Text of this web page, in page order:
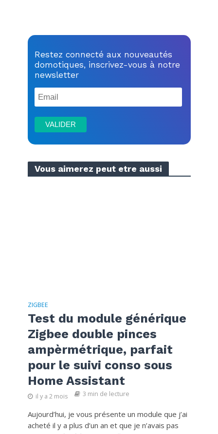
Restez connecté aux nouveautés
domotiques, inscrivez-vous à notre
newsletter
Vous aimerez peut etre aussi
ZIGBEE
Test du module générique
Zigbee double pinces
ampèrmétrique, parfait
pour le suivi conso sous
Home Assistant
il y a 2 mois 3 min de lecture
Aujourd’hui, je vous présente un module que j’ai
acheté il y a plus d’un an et que je n’avais pas